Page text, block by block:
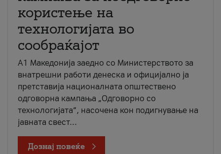
користење на
технологијата во
сообраќајот
A1 Македонија заедно со Министерството за
внатрешни работи денеска и официјално ја
претставија националната општествено
одговорна кампања „Одговорно со
технологијата“, насочена кон подигнување на
јавната свест...
Дознај повеќе